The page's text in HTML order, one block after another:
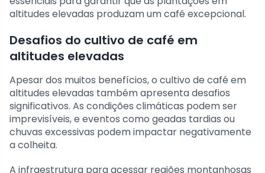
altitudes elevadas produzam um café excepcional.
Desafios do cultivo de café em
altitudes elevadas
Apesar dos muitos benefícios, o cultivo de café em
altitudes elevadas também apresenta desafios
significativos. As condições climáticas podem ser
imprevisíveis, e eventos como geadas tardias ou
chuvas excessivas podem impactar negativamente
a colheita.
A infraestrutura para acessar regiões montanhosas